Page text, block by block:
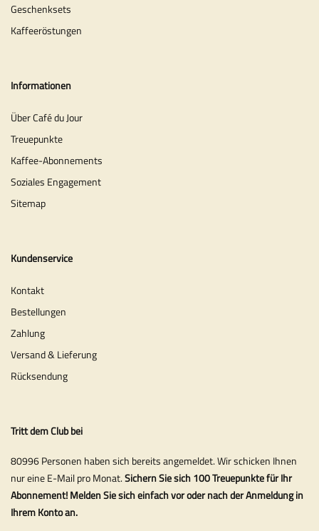
Geschenksets
Kaffeeröstungen
Informationen
Über Café du Jour
Treuepunkte
Kaffee-Abonnements
Soziales Engagement
Sitemap
Kundenservice
Kontakt
Bestellungen
Zahlung
Versand & Lieferung
Rücksendung
Tritt dem Club bei
80996 Personen haben sich bereits angemeldet. Wir schicken Ihnen
nur eine E-Mail pro Monat.Sichern Sie sich 100 Treuepunkte für Ihr
Abonnement! Melden Sie sich einfach vor oder nach der Anmeldung in
Ihrem Konto an.